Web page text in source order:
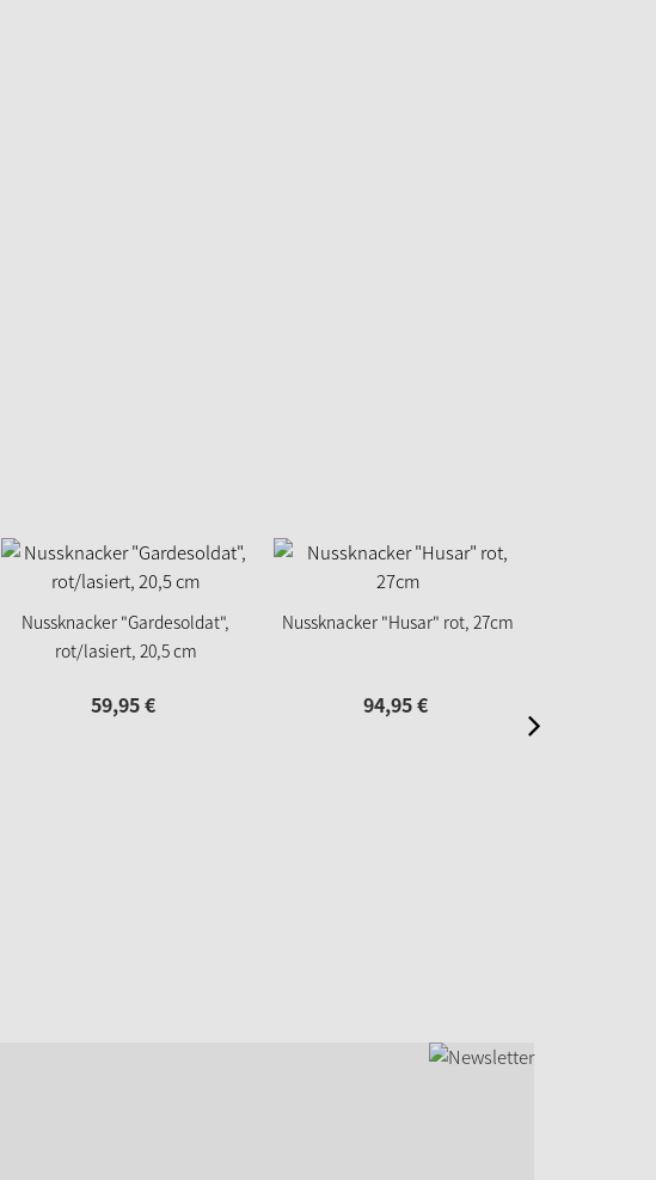
Nussknacker "Gardesoldat",
rot/lasiert, 20,5 cm
59,95€
Nussknacker "Husar" rot, 27cm
94,95€